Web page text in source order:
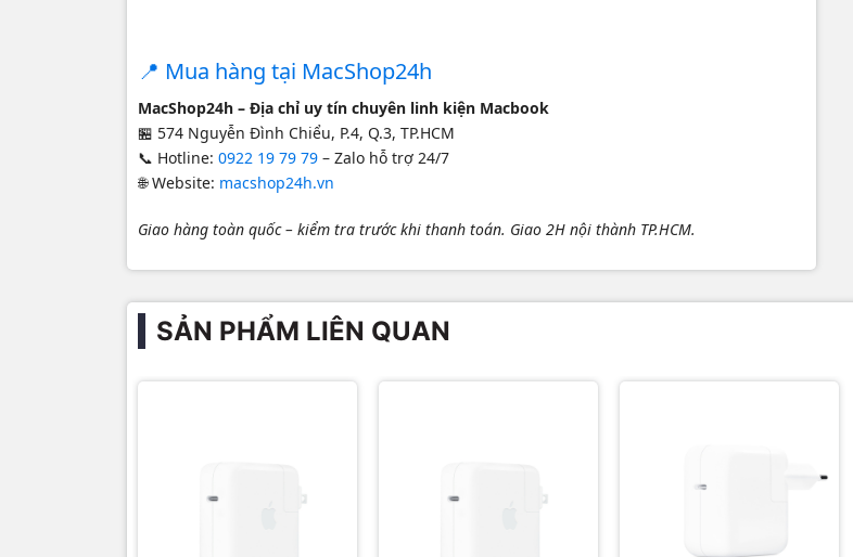
📍 Mua hàng tại MacShop24h
MacShop24h – Địa chỉ uy tín chuyên linh kiện Macbook
🏪 574 Nguyễn Đình Chiểu, P.4, Q.3, TP.HCM
📞 Hotline: 0922 19 79 79 – Zalo hỗ trợ 24/7
🌐 Website: macshop24h.vn
Giao hàng toàn quốc – kiểm tra trước khi thanh toán. Giao 2H nội thành TP.HCM.
SẢN PHẨM LIÊN QUAN